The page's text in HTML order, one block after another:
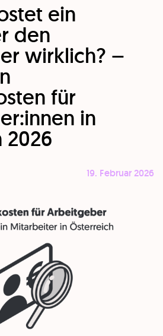
ein
den
wirklich? –
für
in
2026
19. Februar 2026